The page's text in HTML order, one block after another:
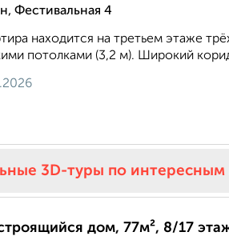
Фестивальная 4
находится на третьем этаже
потолками (3,2 м). Широкий
3D-туры по интересным
дом, 77м², 8/17